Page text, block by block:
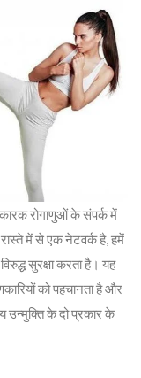
रोगाणुओं के संपर्क में
रास्ते में से एक नेटवर्क है, हमें
सुरक्षा करता है। यह
को पहचानता है और
उन्मुक्ति के दो प्रकार के